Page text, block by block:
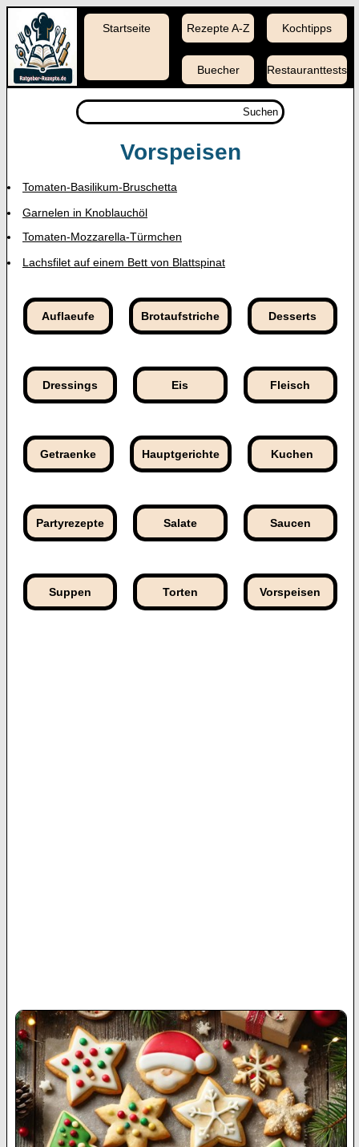
Startseite Rezepte A-Z
Buecher
Kochtipps
Restauranttests
Suchen
Vorspeisen
Tomaten-Basilikum-Bruschetta
Garnelen in Knoblauchöl
Tomaten-Mozzarella-Türmchen
Lachsfilet auf einem Bett von Blattspinat
Auflaeufe Brotaufstriche Desserts
Dressings Eis Fleisch
Getraenke Hauptgerichte Kuchen
Partyrezepte Salate Saucen
Suppen Torten Vorspeisen